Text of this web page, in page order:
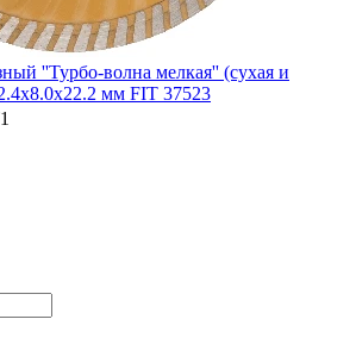
''Турбо-волна мелкая'' (сухая и
мм FIT 37523